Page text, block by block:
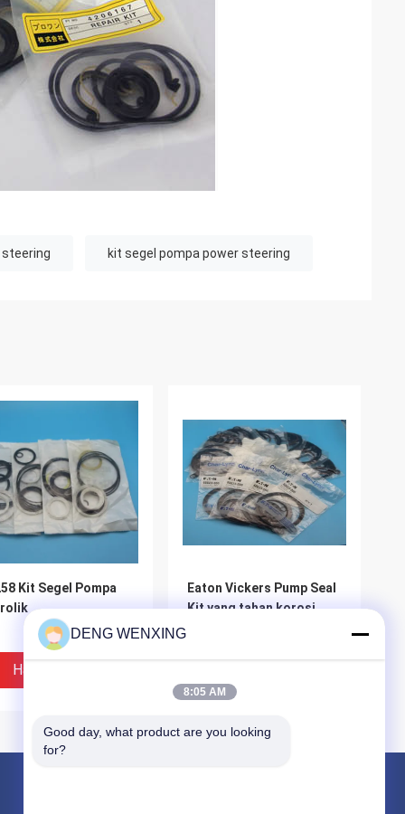
steering kit segel pompa power steering
Kit Segel Pompa
Harga Terbaik
Eaton Vickers Pump Seal
Kit yang tahan korosi
DENG WENXING
8:05 AM
Good day, what product are you looking
for?